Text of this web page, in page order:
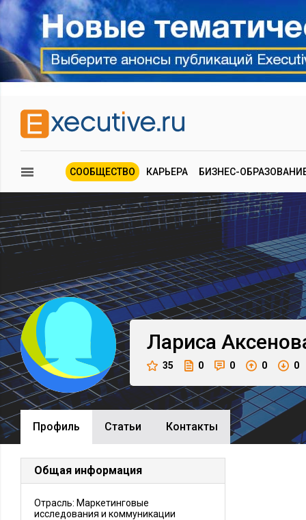
СООБЩЕСТВО КАРЬЕРА БИЗНЕС-
Лариса
35 0 0 0 0
Профиль Cтатьи Контакты
Общая информация
Отрасль: Маркетинговые
исследования и коммуникации